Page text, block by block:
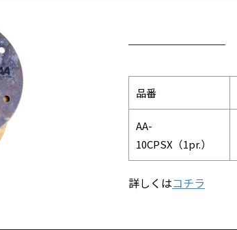
品番
AA-
10CPSX（1pr.）
詳しくはコチラ